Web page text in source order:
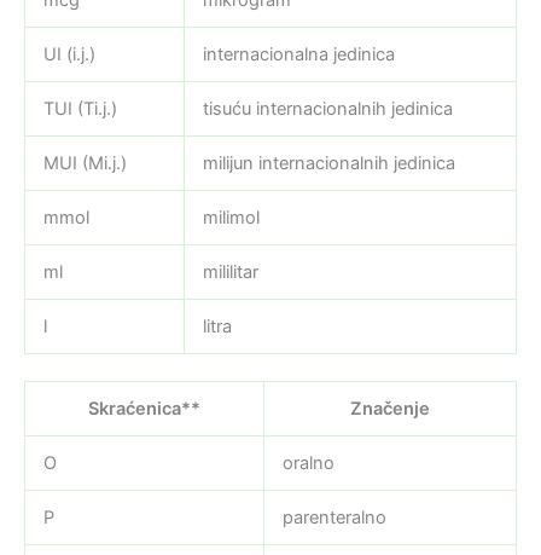
UI (i.j.) internacionalna jedinica
TUI (Ti.j.) tisuću internacionalnih jedinica
MUI (Mi.j.) milijun internacionalnih jedinica
mmol milimol
ml mililitar
l litra
Skraćenica** Značenje
O oralno
P parenteralno